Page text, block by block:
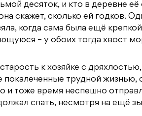
десяток, и кто в деревне
скажет, сколько ей годков.
когда сама была ещё
– у обоих тогда хвост
к хозяйке с
покалеченные трудной
тоже время неспешно
спать, несмотря на ещё